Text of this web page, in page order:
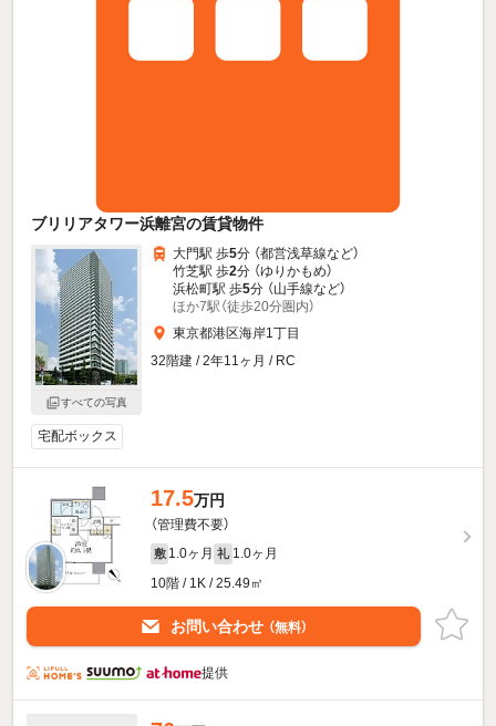
ブリリアタワー浜離宮の賃貸物件
すべての写真
大門駅 歩5分 （都営浅草線など）
竹芝駅 歩2分 （ゆりかもめ）
浜松町駅 歩5分 （山手線など）
ほか7駅（徒歩20分圏内）
東京都港区海岸1丁目
32階建 / 2年11ヶ月 / RC
宅配ボックス
17.5万円
（管理費不要）
敷 1.0ヶ月 礼 1.0ヶ月
10階 / 1K / 25.49㎡
お問い合わせ （無料）
提供